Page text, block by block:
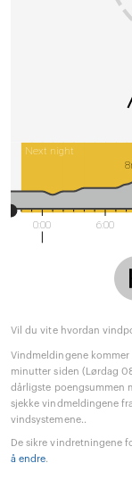
Next night
0:00 6:00
Vil du vite hvordan
Vindmeldingene
minutter siden (Lørdag
dårligste poengsummen
sjekke vindmeldingene
vindsystemene..
De sikre vindretningene
å endre.